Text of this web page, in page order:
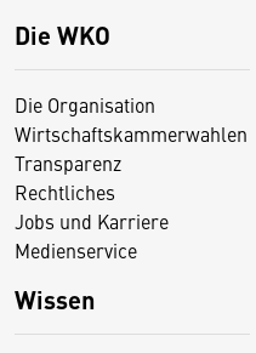
Die WKO
Die Organisation
Wirtschaftskammerwahlen
Transparenz
Rechtliches
Jobs und Karriere
Medienservice
Wissen